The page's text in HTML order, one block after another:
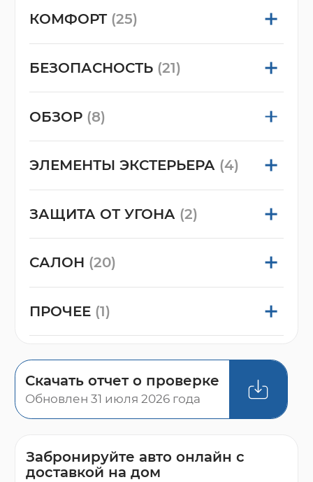
КОМФОРТ (25)
БЕЗОПАСНОСТЬ (21)
ОБЗОР (8)
ЭЛЕМЕНТЫ ЭКСТЕРЬЕРА (4)
ЗАЩИТА ОТ УГОНА (2)
САЛОН (20)
ПРОЧЕЕ (1)
Скачать отчет о проверке
Обновлен 31 июля 2026 года
Забронируйте авто онлайн с
доставкой на дом